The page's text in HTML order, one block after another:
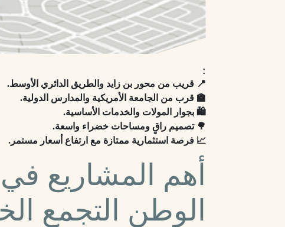
:
📍 قريب من محور بن زايد والطريق الدائري الأوسط.
🏫 قرب من الجامعة الأمريكية والمدارس الدولية.
🛍️ بجوار المولات والخدمات الأساسية.
🌳 تصميم راقٍ ومساحات خضراء واسعة.
📈 فرصة استثمارية ممتازة مع ارتفاع أسعار مستمر.
أهم المشاريع
الوطن التجمع